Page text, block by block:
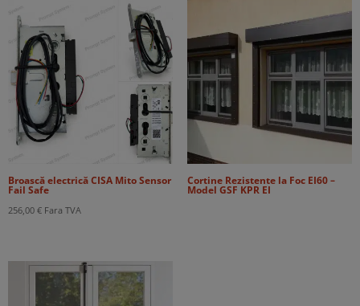
Broască electrică CISA Mito Sensor
Fail Safe
256,00 € Fara TVA
Cortine Rezistente la Foc EI60 –
Model GSF KPR EI